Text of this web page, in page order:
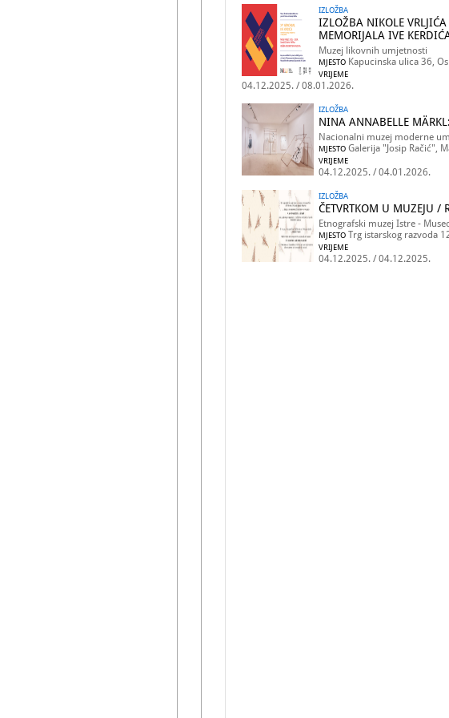
IZLOŽBA
IZLOŽBA NIKOLE
MEMORIJALA IVE
Muzej likovnih umjetnosti
MJESTO Kapucinska ulica 36,
VRIJEME
04.12.2025. / 08.01.2026.
IZLOŽBA
NINA ANNABELLE
Nacionalni muzej moderne
MJESTO Galerija "Josip Račić",
VRIJEME
04.12.2025. / 04.01.2026.
IZLOŽBA
ČETVRTKOM U MUZEJU /
Etnografski muzej Istre -
MJESTO Trg istarskog razvoda
VRIJEME
04.12.2025. / 04.12.2025.